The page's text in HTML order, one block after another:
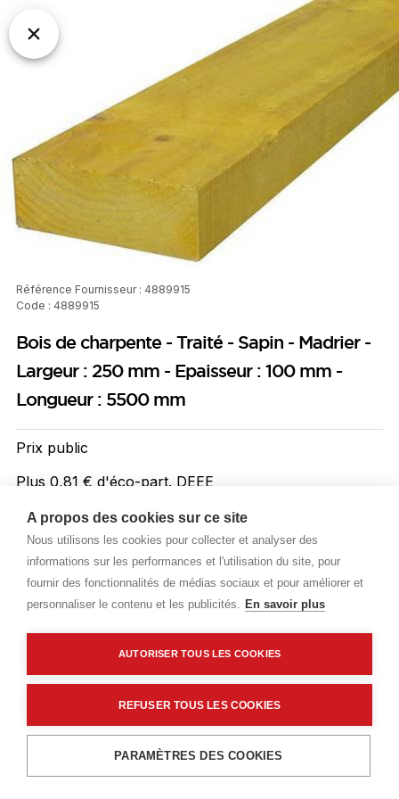
A propos des cookies sur ce site
Nous utilisons les cookies pour collecter et analyser des
informations sur les performances et l'utilisation du site, pour
fournir des fonctionnalités de médias sociaux et pour améliorer et
personnaliser le contenu et les publicités. En savoir plus
AUTORISER TOUS LES COOKIES
REFUSER TOUS LES COOKIES
PARAMÈTRES DES COOKIES
Référence Fournisseur : 4889915
Code : 4889915
Bois de charpente - Traité - Sapin - Madrier -
Largeur : 250 mm - Epaisseur : 100 mm -
Longueur : 5500 mm
Prix public
Plus 0,81 € d'éco-part. DEEE
30,22 €TTC/ML
Livraisons & enlèvement
Livraison standard
Caractéristiques techniques
Ajouter au panier